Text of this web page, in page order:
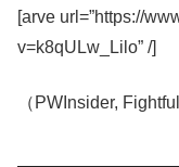
[arve url=”https://
v=k8qULw_Lilo” /]
（PWInsider, Fightful